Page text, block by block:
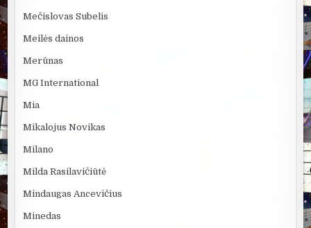
Mečislovas Subelis
Meilės dainos
Merūnas
MG International
Mia
Mikalojus Novikas
Milano
Milda Rasilavičiūtė
Mindaugas Ancevičius
Minedas